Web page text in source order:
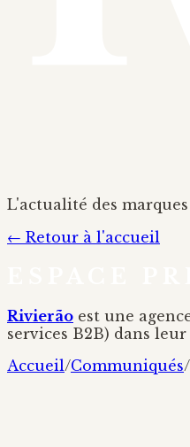
L'actualité des
← Retour à l'accueil
Rivierão est une
services B2B) dans
Accueil/Communiqués/